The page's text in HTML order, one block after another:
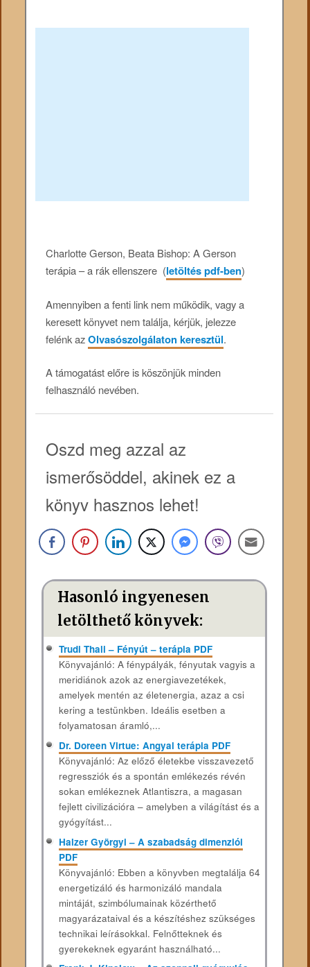
Charlotte Gerson, Beata Bishop: A Gerson
terápia – a rák ellenszere (letöltés pdf-ben)
Amennyiben a fenti link nem működik, vagy a
keresett könyvet nem találja, kérjük, jelezze
felénk azOlvasószolgálaton keresztül.
A támogatást előre is köszönjük minden
felhasználó nevében.
Oszd meg azzal az
ismerősöddel, akinek ez a
könyv hasznos lehet!
Hasonló ingyenesen
letölthető könyvek:
Trudi Thali – Fényút – terápia PDF
Könyvajánló: A fénypályák, fényutak vagyis a
meridiánok azok az energiavezetékek,
amelyek mentén az életenergia, azaz a csi
kering a testünkben. Ideális esetben a
folyamatosan áramló,...
Dr. Doreen Virtue: Angyal terápia PDF
Könyvajánló: Az előző életekbe visszavezető
regressziók és a spontán emlékezés révén
sokan emlékeznek Atlantiszra, a magasan
fejlett civilizációra – amelyben a világítást és a
gyógyítást...
Halzer Györgyi – A szabadság dimenziói
PDF
Könyvajánló: Ebben a könyvben megtalálja 64
energetizáló és harmonizáló mandala
mintáját, szimbólumainak közérthető
magyarázataival és a készítéshez szükséges
technikai leírásokkal. Felnőtteknek és
gyerekeknek egyaránt használható...